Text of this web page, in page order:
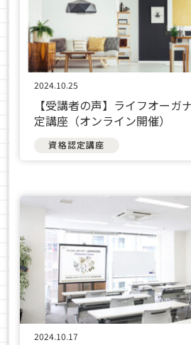
2024.10.25
【受講者の声】ライフオーガ
定講座（オンライン開催）
資格認定講座
2024.10.17